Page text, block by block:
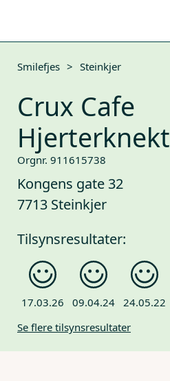
Smilefjes > Steinkjer
Crux Cafe
Hjerterknekt
Orgnr. 911615738
Kongens gate 32
7713 Steinkjer
Tilsynsresultater:
17.03.26 09.04.24 24.05.22
Se flere tilsynsresultater